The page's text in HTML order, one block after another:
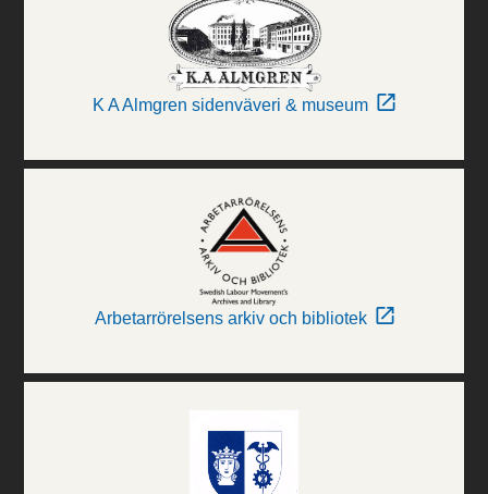
K A Almgren sidenväveri & museum
Arbetarrörelsens arkiv och bibliotek